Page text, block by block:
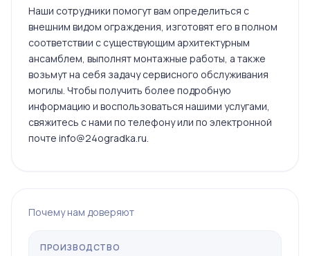
Наши сотрудники помогут вам определиться с
внешним видом ограждения, изготовят его в полном
соответствии с существующим архитектурным
ансамблем, выполнят монтажные работы, а также
возьмут на себя задачу сервисного обслуживания
могилы. Чтобы получить более подробную
информацию и воспользоваться нашими услугами,
свяжитесь с нами по телефону или по электронной
почте info@24ogradka.ru.
Почему нам доверяют
ПРОИЗВОДСТВО